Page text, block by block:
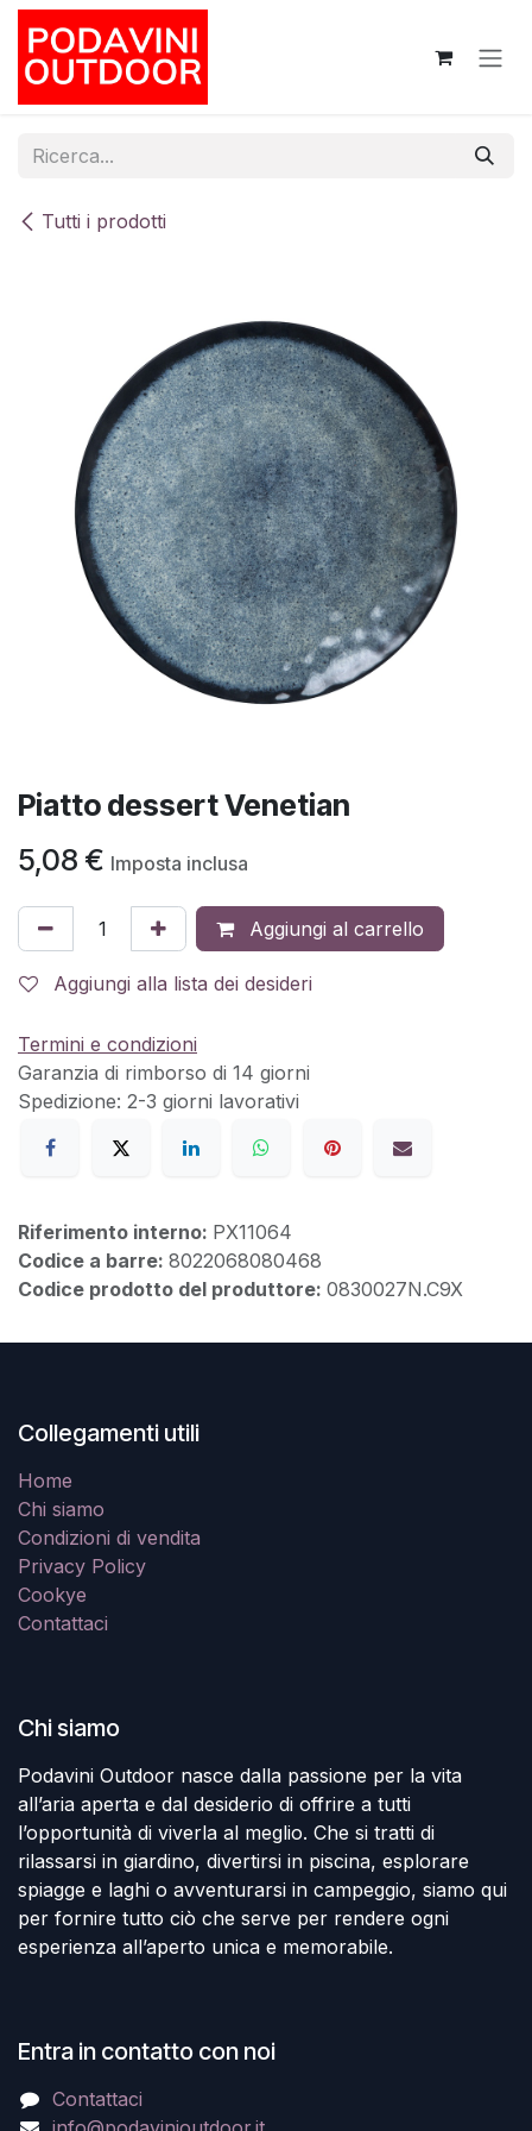
Passa al contenuto
Tutti i prodotti
Piatto dessert Venetian
5,08 € Imposta inclusa
Aggiungi al carrello
Aggiungi alla lista dei desideri
Termini e condizioni
Garanzia di rimborso di 14 giorni
Spedizione: 2-3 giorni lavorativi
Riferimento interno: PX11064
Codice a barre: 8022068080468
Codice prodotto del produttore: 0830027N.C9X
Collegamenti utili
Home
Chi siamo
Condizioni di vendita
Privacy Policy
Cookye
Contattaci
Chi siamo
Podavini Outdoor nasce dalla passione per la vita
all’aria aperta e dal desiderio di offrire a tutti
l’opportunità di viverla al meglio. Che si tratti di
rilassarsi in giardino, divertirsi in piscina, esplorare
spiagge e laghi o avventurarsi in campeggio, siamo qui
per fornire tutto ciò che serve per rendere ogni
esperienza all’aperto unica e memorabile.
Entra in contatto con noi
Contattaci